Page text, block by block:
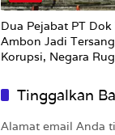
Dua Pejabat PT
Ambon Jadi
Korupsi, Negara
Tinggalkan
Alamat email Anda